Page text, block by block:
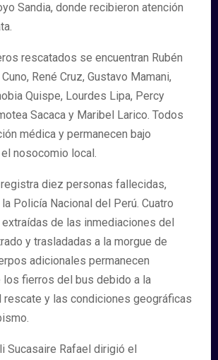
Sandia, donde recibieron atención
rescatados se encuentran Rubén
René Cruz, Gustavo Mamani,
Quispe, Lourdes Lipa, Percy
Sacaca y Maribel Larico. Todos
médica y permanecen bajo
nosocomio local.
diez personas fallecidas,
Policía Nacional del Perú. Cuatro
de las inmediaciones del
y trasladadas a la morgue de
adicionales permanecen
los fierros del bus debido a la
rescate y las condiciones geográficas
Sucasaire Rafael dirigió el